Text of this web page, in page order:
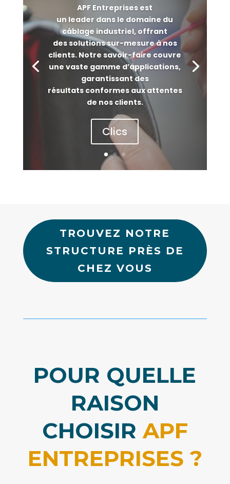
APF Entreprises est
un leader dans le domaine du
câblage industriel, offrant
des solutions sur-mesure à nos
clients. Notre savoir-faire couvre
une vaste gamme d’applications,
garantissant des
résultats conformes aux attentes
de nos clients.
Clics
TROUVEZ NOTRE
STRUCTURE PRÈS DE
CHEZ VOUS
POUR QUELLE
RAISON
CHOISIRAPF
ENTREPRISES ?